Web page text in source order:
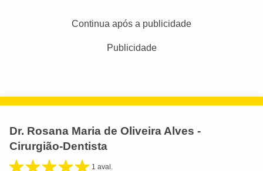
Continua após a publicidade
Publicidade
Dr. Rosana Maria de Oliveira Alves -
Cirurgião-Dentista
1 aval.